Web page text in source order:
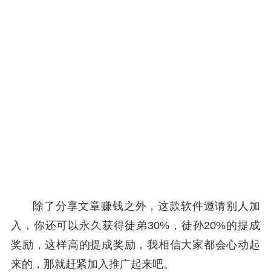
除了分享文章赚钱之外，这款软件邀请别人加
入，你还可以永久获得徒弟30%，徒孙20%的提成
奖励，这样高的提成奖励，我相信大家都会心动起
来的，那就赶紧加入推广起来吧。